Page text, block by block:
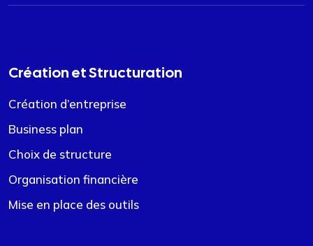
Création et Structuration
Création d’entreprise
Business plan
Choix de structure
Organisation financière
Mise en place des outils